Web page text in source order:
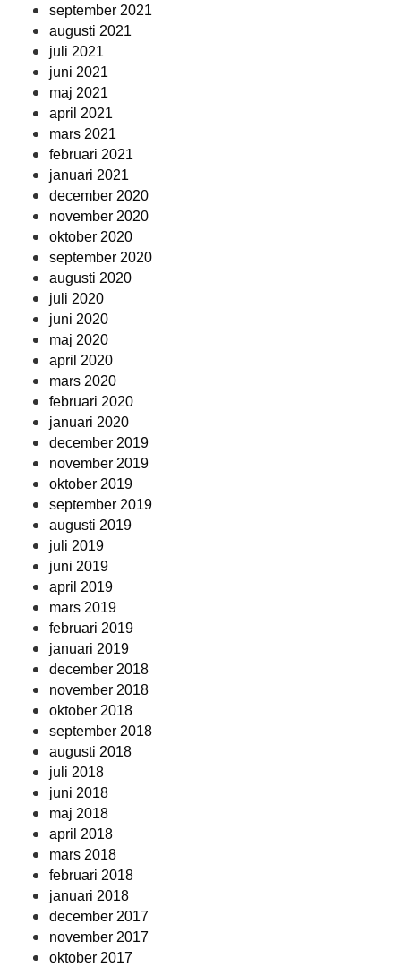
september 2021
augusti 2021
juli 2021
juni 2021
maj 2021
april 2021
mars 2021
februari 2021
januari 2021
december 2020
november 2020
oktober 2020
september 2020
augusti 2020
juli 2020
juni 2020
maj 2020
april 2020
mars 2020
februari 2020
januari 2020
december 2019
november 2019
oktober 2019
september 2019
augusti 2019
juli 2019
juni 2019
april 2019
mars 2019
februari 2019
januari 2019
december 2018
november 2018
oktober 2018
september 2018
augusti 2018
juli 2018
juni 2018
maj 2018
april 2018
mars 2018
februari 2018
januari 2018
december 2017
november 2017
oktober 2017